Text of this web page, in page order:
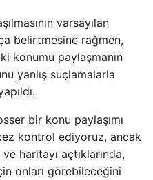
varsayılan
belirtmesine rağmen,
konumu paylaşmanın
yanlış suçlamalarla
bir konu paylaşımı
kontrol ediyoruz, ancak
haritayı açtıklarında,
onları görebileceğini